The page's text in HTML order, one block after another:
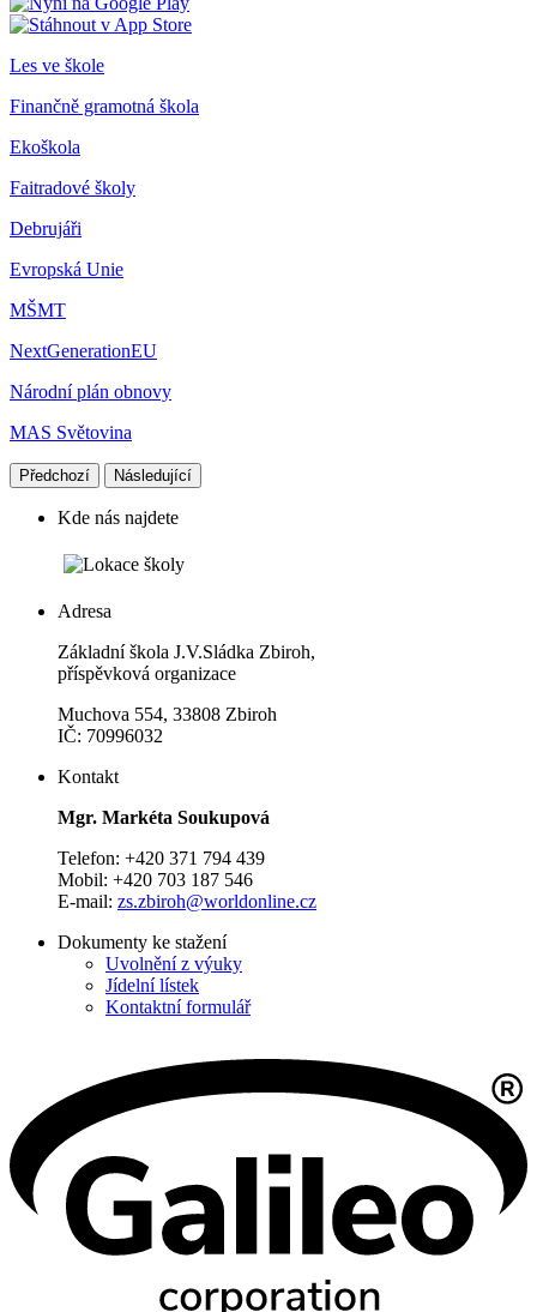
Les ve škole
Finančně gramotná škola
Ekoškola
Faitradové školy
Debrujáři
Evropská Unie
MŠMT
NextGenerationEU
Národní plán obnovy
MAS Světovina
Předchozí Následující
Kde nás najdete
Adresa
Základní škola J.V.Sládka Zbiroh,
příspěvková organizace
Muchova 554, 33808 Zbiroh
IČ: 70996032
Kontakt
Mgr. Markéta Soukupová
Telefon: +420 371 794 439
Mobil: +420 703 187 546
E-mail: zs.zbiroh@worldonline.cz
Dokumenty ke stažení
Uvolnění z výuky
Jídelní lístek
Kontaktní formulář